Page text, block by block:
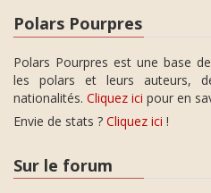
Polars Pourpres
Polars Pourpres est une base
les polars et leurs auteurs,
nationalités. Cliquez ici pour en
Envie de stats ? Cliquez ici !
Sur le forum